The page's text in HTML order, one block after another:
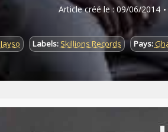
Article créé le : 09/06/2014
Jayso Labels: Skillions Records Pays: